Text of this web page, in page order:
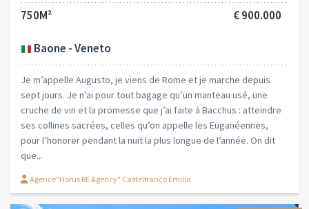
750M²
€ 900.000
Baone - Veneto
Je m’appelle Augusto, je viens de Rome et je marche depuis
sept jours. Je n’ai pour tout bagage qu’un manteau usé, une
cruche de vin et la promesse que j’ai faite à Bacchus : atteindre
ses collines sacrées, celles qu’on appelle les Euganéennes,
pour l’honorer pendant la nuit la plus longue de l’année. On dit
que...
Agence"Horus RE Agency" Castelfranco Emilia